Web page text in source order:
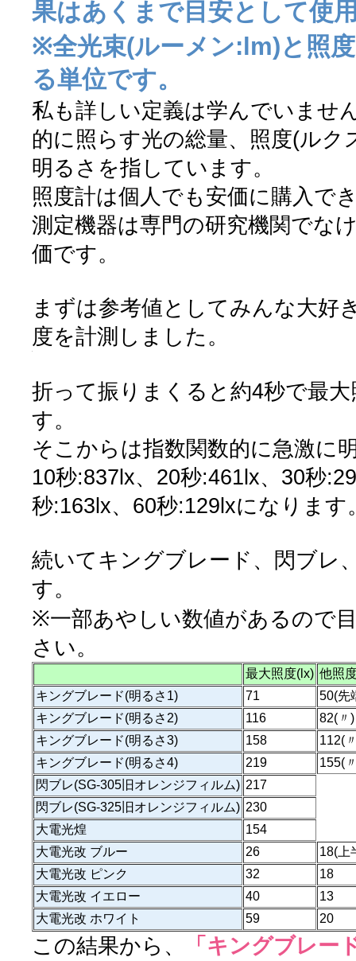
果はあくまで目安として使
※全光束(ルーメン:lm)と照
る単位です。
私も詳しい定義は学んでいませ
的に照らす光の総量、照度(ルク
明るさを指しています。
照度計は個人でも安価に購入で
測定機器は専門の研究機関でな
価です。
まずは参考値としてみんな大好
度を計測しました。
折って振りまくると約4秒で最
す。
そこからは指数関数的に急激に
10秒:837lx、20秒:461lx、30秒
秒:163lx、60秒:129lxになります
続いてキングブレード、閃ブレ
す。
※一部あやしい数値があるので
さい。
最大照度(lx) 他照
キングブレード(明るさ1)
71
50(先
キングブレード(明るさ2)
116
82(〃)
キングブレード(明るさ3)
158
112(
キングブレード(明るさ4)
219
155(
閃ブレ(SG-305旧オレンジフィルム) 217
閃ブレ(SG-325旧オレンジフィルム) 230
大電光煌
154
大電光改 ブルー
26
18(上
大電光改 ピンク
32
18
大電光改 イエロー
40
13
大電光改 ホワイト
59 20
この結果から、
「キングブレー